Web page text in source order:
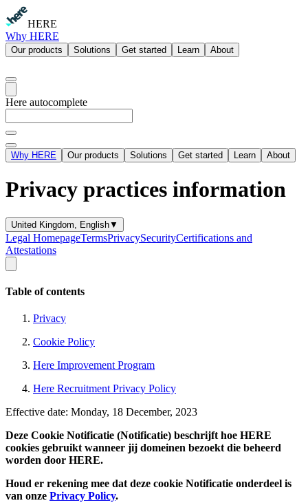
HERE
Why HERE
Our products Solutions Get started Learn About
Here autocomplete
Why HERE Our products Solutions Get started Learn About
Privacy practices information
United Kingdom, English▼
Legal HomepageTermsPrivacySecurityCertifications and
Attestations
Table of contents
Privacy
Cookie Policy
Here Improvement Program
Here Recruitment Privacy Policy
Effective date: Monday, 18 December, 2023
Deze Cookie Notificatie (Notificatie) beschrijft hoe HERE
cookies gebruikt wanneer jij domeinen bezoekt die beheerd
worden door HERE.
Houd er rekening mee dat deze cookie Notificatie onderdeel is
van onze Privacy Policy.